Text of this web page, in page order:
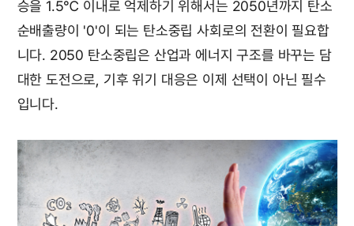
승을 1.5℃ 이내로 억제하기 위해서는 2050년까지 탄소
순배출량이 '0'이 되는 탄소중립 사회로의 전환이 필요합
니다. 2050 탄소중립은 산업과 에너지 구조를 바꾸는 담
대한 도전으로, 기후 위기 대응은 이제 선택이 아닌 필수
입니다.